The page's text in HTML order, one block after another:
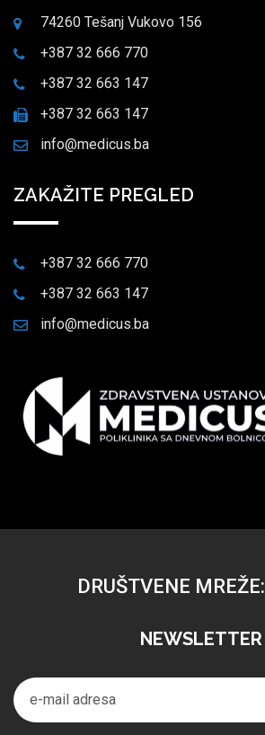
74260 Tešanj Vukovo 156
+387 32 666 770
+387 32 663 147
+387 32 663 147
info@medicus.ba
ZAKAŽITE PREGLED
+387 32 666 770
+387 32 663 147
info@medicus.ba
DRUŠTVENE MREŽE:
NEWSLETTER